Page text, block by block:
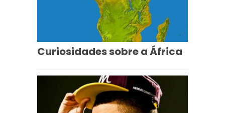
Curiosidades sobre a África